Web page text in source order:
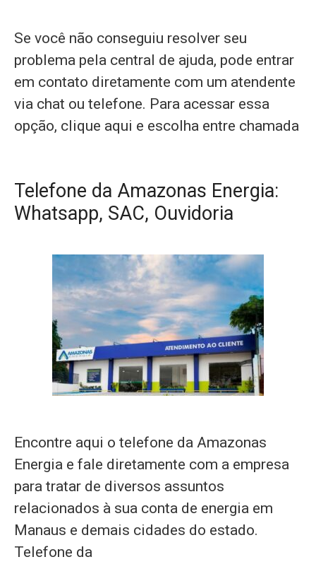
Se você não conseguiu resolver seu
problema pela central de ajuda, pode entrar
em contato diretamente com um atendente
via chat ou telefone. Para acessar essa
opção, clique aqui e escolha entre chamada
Telefone da Amazonas Energia:
Whatsapp, SAC, Ouvidoria
Encontre aqui o telefone da Amazonas
Energia e fale diretamente com a empresa
para tratar de diversos assuntos
relacionados à sua conta de energia em
Manaus e demais cidades do estado.
Telefone da